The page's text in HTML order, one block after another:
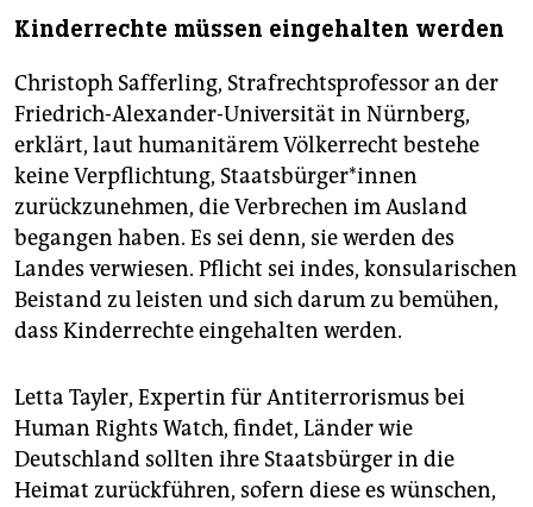
Kinderrechte müssen eingehalten werden
Christoph Safferling, Strafrechtsprofessor an der
Friedrich-Alexander-Universität in Nürnberg,
erklärt, laut humanitärem Völkerrecht bestehe
keine Verpflichtung, Staats­bür­ge­r*in­nen
zurückzunehmen, die Verbrechen im Ausland
begangen haben. Es sei denn, sie werden des
Landes verwiesen. Pflicht sei indes, konsularischen
Beistand zu leisten und sich darum zu bemühen,
dass Kinderrechte eingehalten werden.
Letta Tayler, Expertin für Antiterrorismus bei
Human Rights Watch, findet, Länder wie
Deutschland sollten ihre Staatsbürger in die
Heimat zurückführen, sofern diese es wünschen,